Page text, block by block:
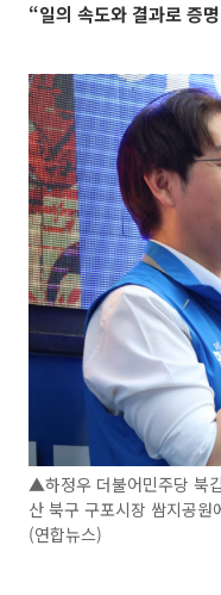
“일의 속도와 결과로 증
▲하정우 더불어민주당 북
산 북구 구포시장 쌈지공
(연합뉴스)